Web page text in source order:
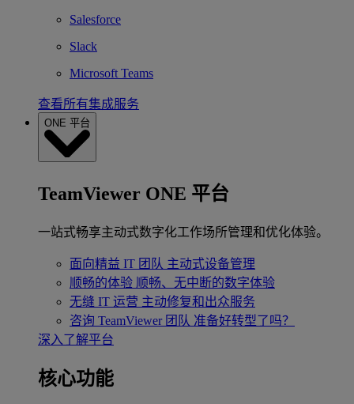
Salesforce
Slack
Microsoft Teams
查看所有集成服务
ONE 平台
TeamViewer ONE 平台
一站式畅享主动式数字化工作场所管理和优化体验。
面向精益 IT 团队 主动式设备管理
顺畅的体验 顺畅、无中断的数字体验
无缝 IT 运营 主动修复和出众服务
咨询 TeamViewer 团队 准备好转型了吗？
深入了解平台
核心功能